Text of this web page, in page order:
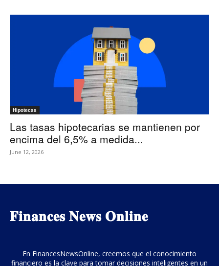
Hipotecas
Las tasas hipotecarias se mantienen por
encima del 6,5% a medida...
June 12, 2026
𝐅𝐢𝐧𝐚𝐧𝐜𝐞𝐬 𝐍𝐞𝐰𝐬 𝐎𝐧𝐥𝐢𝐧𝐞
En FinancesNewsOnline, creemos que el conocimiento
financiero es la clave para tomar decisiones inteligentes en un